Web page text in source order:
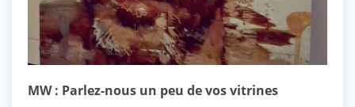
MW : Parlez-nous un peu de vos vitrines